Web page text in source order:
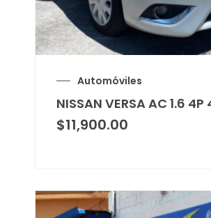
Automóviles
NISSAN VERSA AC 1.6 4P
$11,900.00